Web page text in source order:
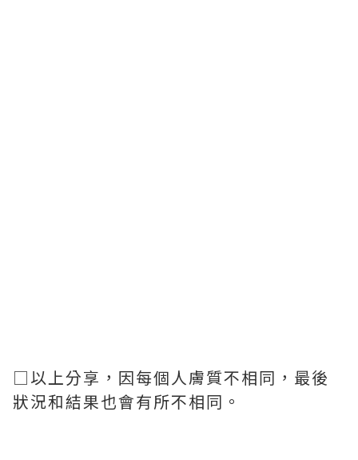
□以上分享，因每個人膚質不相同，最後
狀況和結果也會有所不相同。